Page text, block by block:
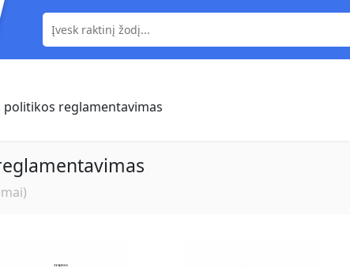
politikos reglamentavimas